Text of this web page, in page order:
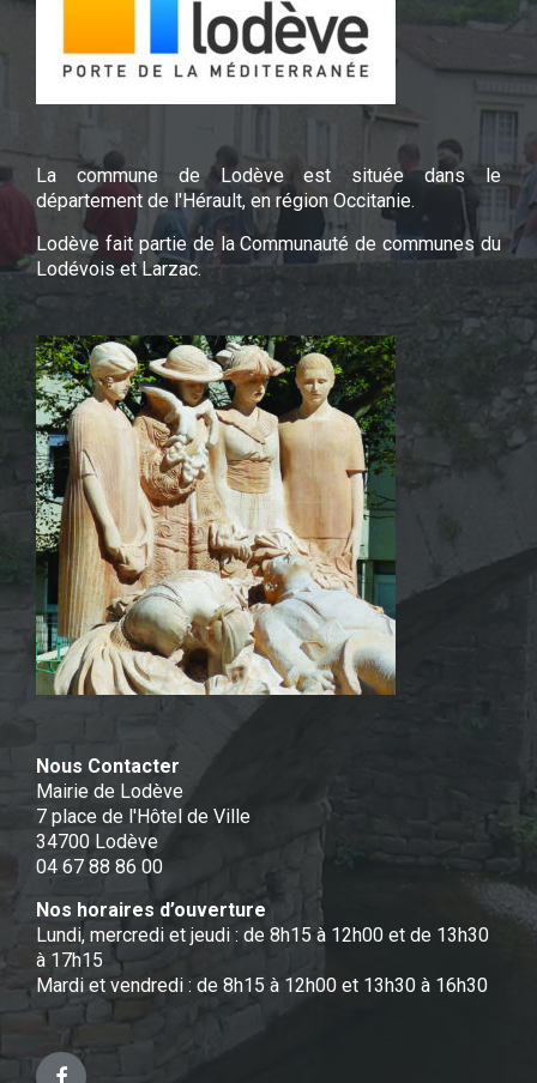
La commune de Lodève est située dans le
département de l'Hérault, en région Occitanie.
Lodève fait partie de la Communauté de communes du
Lodévois et Larzac.
Nous Contacter
Mairie de Lodève
7 place de l'Hôtel de Ville
34700 Lodève
04 67 88 86 00
Nos horaires d’ouverture
Lundi, mercredi et jeudi : de 8h15 à 12h00 et de 13h30
à 17h15
Mardi et vendredi : de 8h15 à 12h00 et 13h30 à 16h30
Facebook